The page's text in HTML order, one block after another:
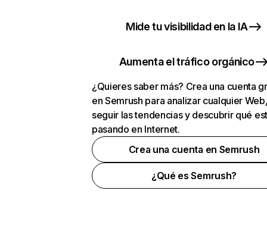
Mide tu visibilidad en la IA
Aumenta el tráfico orgánico
¿Quieres saber más? Crea una cuenta
en Semrush para analizar cualquier
seguir las tendencias y descubrir qué
pasando en Internet.
Crea una cuenta en Semrush
¿Qué es Semrush?